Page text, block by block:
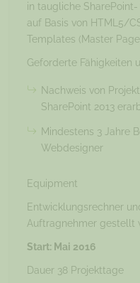
in taugliche
auf Basis von HTML5/
Templates (Master
Geforderte Fähigkeiten
Nachweis von
SharePoint 2013
Mindestens 3 Jahre
Webdesigner
Equipment
Entwicklungsrechner
Auftragnehmer gestellt
Start: Mai 2016
Dauer 38 Projekttage